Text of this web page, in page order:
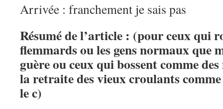
Arrivée : franchement je sais pas
Résumé de l’article : (pour ceux qui
flemmards ou les gens normaux que
guère ou ceux qui bossent comme
la retraite des vieux croulants
le c)